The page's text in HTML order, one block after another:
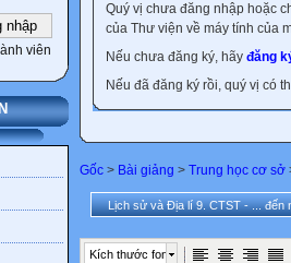
viên
Quý vị chưa đăng nhập hoặc
của Thư viện về máy tính của
Nếu chưa đăng ký, hãy đăng
Nếu đã đăng ký rồi, quý vị có
Gốc > Bài giảng > Trung học cơ sở
Lịch sử và Địa lí 9. CTST - ... đến
Kích thước font